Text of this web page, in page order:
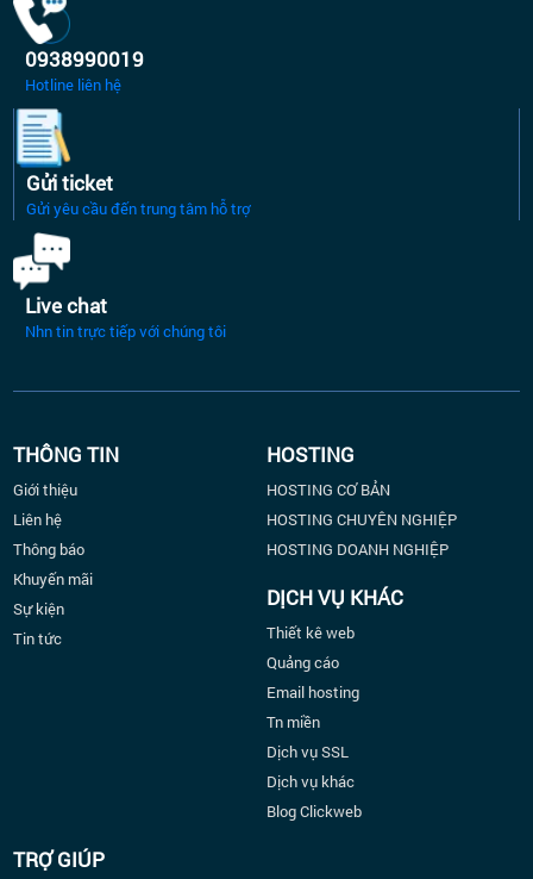
0938990019
Hotline liên hệ
Gửi ticket
Gửi yêu cầu đến trung tâm hỗ trợ
Live chat
Nhn tin trực tiếp với chúng tôi
THÔNG TIN
Giới thiệu
Liên hệ
Thông báo
Khuyến mãi
Sự kiện
Tin tức
HOSTING
HOSTING CƠ BẢN
HOSTING CHUYÊN NGHIỆP
HOSTING DOANH NGHIỆP
DỊCH VỤ KHÁC
Thiết kê web
Quảng cáo
Email hosting
Tn miền
Dịch vụ SSL
Dịch vụ khác
Blog Clickweb
TRỢ GIÚP